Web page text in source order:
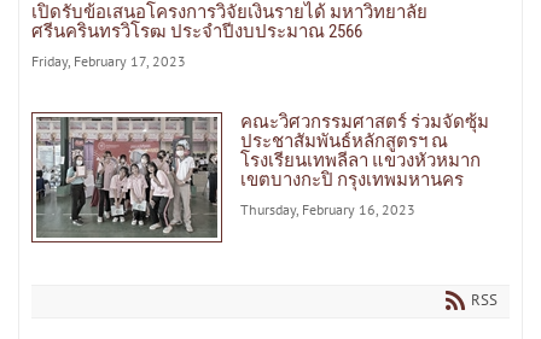
เปิดรับข้อเสนอโครงการวิจัยเงินรายได้ มหาวิทยาลัย
ศรีนครินทรวิโรฒ ประจำปีงบประมาณ 2566
Friday, February 17, 2023
คณะวิศวกรรมศาสตร์ ร่วมจัดซุ้ม
ประชาสัมพันธ์หลักสูตรฯ ณ
โรงเรียนเทพลีลา แขวงหัวหมาก
เขตบางกะปิ กรุงเทพมหานคร
Thursday, February 16, 2023
RSS